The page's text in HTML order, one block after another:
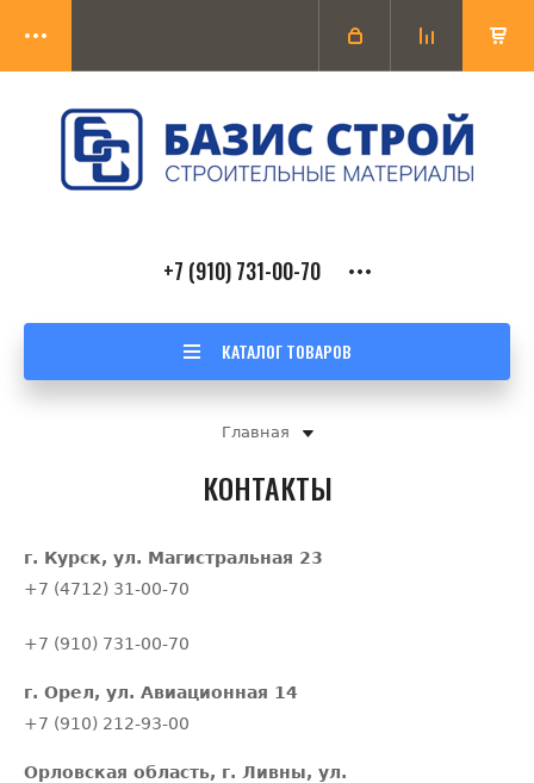
+7 (910) 731-00-70
КАТАЛОГ ТОВАРОВ
Главная
КОНТАКТЫ
г. Курск, ул. Магистральная 23
+7 (4712) 31-00-70
+7 (910) 731-00-70
г. Орел, ул. Авиационная 14
+7 (910) 212-93-00
Орловская область, г. Ливны, ул.